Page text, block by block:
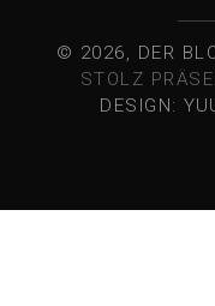
© 2026, DER
STOLZ
DESIGN: